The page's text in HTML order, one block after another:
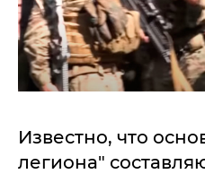
Известно, что
легиона"